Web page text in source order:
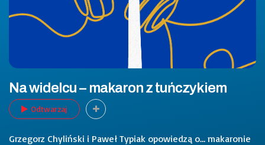
Na widelcu – makaron z tuńczykiem
Odtwarzaj
Grzegorz Chyliński i Paweł Typiak opowiedzą o… makaronie